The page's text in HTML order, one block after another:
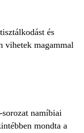
és
vihetek magammal
namíbiai
mondta a